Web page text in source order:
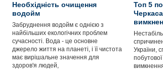
Необхідність очищення
водойм
Забруднення водойм є однією з
найбільших екологічних проблем
сучасності. Вода - це основне
джерело життя на планеті, і її чистота
має вирішальне значення для
здоров'я людей,
Топ 5
України,